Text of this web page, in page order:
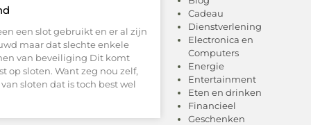
een slot gebruikt en er al zijn
maar dat slechte enkele
van beveiliging Dit komt
op sloten. Want zeg nou zelf,
sloten dat is toch best wel
Cadeau
Dienstverlening
Electronica en
Computers
Energie
Entertainment
Eten en drinken
Financieel
Geschenken